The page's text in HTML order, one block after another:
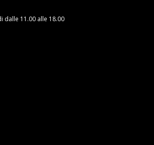
dalle 11.00 alle 18.00